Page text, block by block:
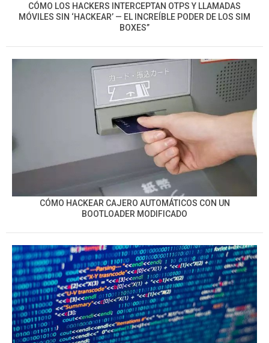
CÓMO LOS HACKERS INTERCEPTAN OTPS Y LLAMADAS
MÓVILES SIN ‘HACKEAR’ — EL INCREÍBLE PODER DE LOS SIM
BOXES”
CÓMO HACKEAR CAJERO AUTOMÁTICOS CON UN
BOOTLOADER MODIFICADO